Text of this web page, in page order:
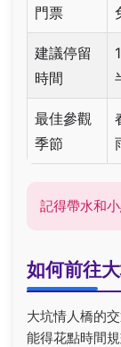
門票
建議停留
時間
最佳參觀
季節
記得帶水和
如何前往
大坑情人橋的
能得花點時間